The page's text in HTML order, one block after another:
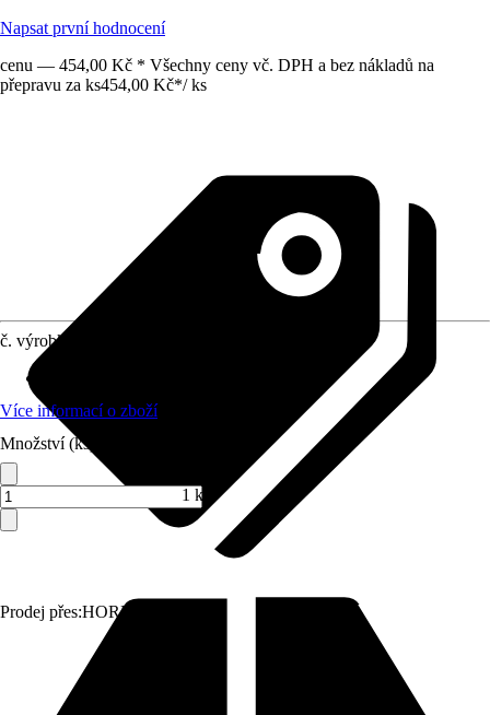
Napsat první hodnocení
cenu — 454,00 Kč * Všechny ceny vč. DPH a bez nákladů na
přepravu za ks454,00 Kč*/ ks
Prodej přes:HORNBACH
č. výrobku
Více informací o zboží
Množství (ks)
1 ks